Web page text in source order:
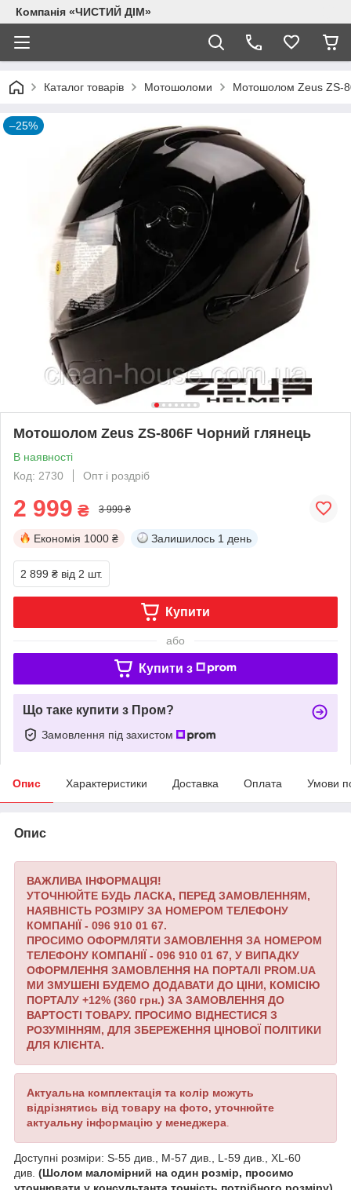
Компанія «ЧИСТИЙ ДІМ»
Каталог товарів Мотошоломи Мотошолом Zeus ZS-
–25%
Мотошолом Zeus ZS-806F Чорний глянець
В наявності
Код: 2730
Опт і роздріб
2 999 ₴ 3 999 ₴
Економія 1000 ₴ Залишилось 1 день
2 899 ₴ від 2 шт.
Купити
або
Купити з
Що таке купити з Пром?
Замовлення під захистом
Опис Характеристики Доставка Оплата Умови
Опис
ВАЖЛИВА ІНФОРМАЦІЯ!
УТОЧНЮЙТЕ БУДЬ ЛАСКА, ПЕРЕД ЗАМОВЛЕННЯМ,
НАЯВНІСТЬ РОЗМІРУ ЗА НОМЕРОМ ТЕЛЕФОНУ
КОМПАНІЇ - 096 910 01 67.
ПРОСИМО ОФОРМЛЯТИ ЗАМОВЛЕННЯ ЗА НОМЕРОМ
ТЕЛЕФОНУ КОМПАНІЇ - 096 910 01 67, У ВИПАДКУ
ОФОРМЛЕННЯ ЗАМОВЛЕННЯ НА ПОРТАЛІ PROM.UA
МИ ЗМУШЕНІ БУДЕМО ДОДАВАТИ ДО ЦІНИ, КОМІСІЮ
ПОРТАЛУ +12% (360 грн.) ЗА ЗАМОВЛЕННЯ ДО
ВАРТОСТІ ТОВАРУ. ПРОСИМО ВІДНЕСТИСЯ З
РОЗУМІННЯМ, ДЛЯ ЗБЕРЕЖЕННЯ ЦІНОВОЇ ПОЛІТИКИ
ДЛЯ КЛІЄНТА.
Актуальна комплектація та колір можуть
відрізнятись від товару на фото, уточнюйте
актуальну інформацію у менеджера
Доступні розміри: S-55 див., M-57 див., L-59 див., XL-60
див. (Шолом маломірний на один розмір, просимо
уточнювати у консультанта точність потрібного розміру)